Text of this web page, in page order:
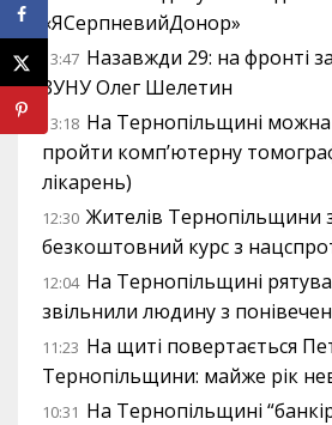
«ЯСерпневийДонор»
13:47 Назавжди 29: на фронті
ЗУНУ Олег Шелетин
13:18 На Тернопільщині
пройти комп’ютерну
лікарень)
12:30 Жителів Тернопільщини
безкоштовний курс з
12:04 На Тернопільщині
звільнили людину з
11:23 На щиті повертається
Тернопільщини: майже рік
10:31 На Тернопільщині